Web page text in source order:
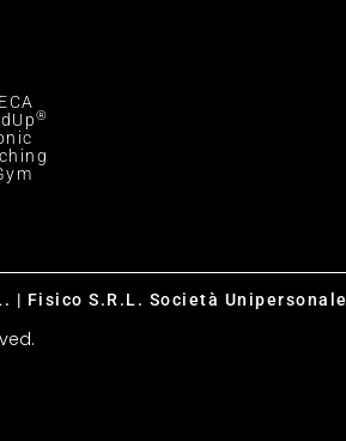
®
| Fisico S.R.L. Società Unipersonale